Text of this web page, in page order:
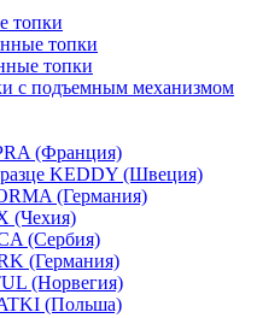
топки
топки
топки
с подъемным механизмом
(Франция)
KEDDY (Швеция)
(Германия)
(Чехия)
(Сербия)
(Германия)
(Норвегия)
(Польша)